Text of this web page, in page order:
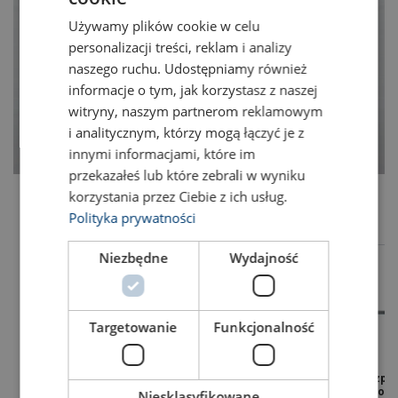
Ergobar -
Drążki
gazowe do
ENGLISH TRANSLATION
Używamy plików cookie w celu
personalizacji treści, reklam i analizy
naszego ruchu. Udostępniamy również
informacje o tym, jak korzystasz z naszej
witryny, naszym partnerom reklamowym
i analitycznym, którzy mogą łączyć je z
innymi informacjami, które im
przekazałeś lub które zebrali w wyniku
korzystania przez Ciebie z ich usług.
Polityka prywatności
Niezbędne Wydajność
Targetowanie Funkcjonalność